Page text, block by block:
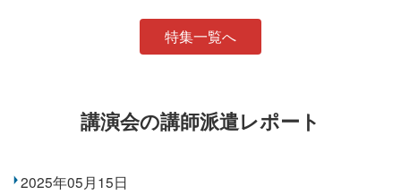
特集一覧へ
講演会の講師派遣レポート
2025年05月15日